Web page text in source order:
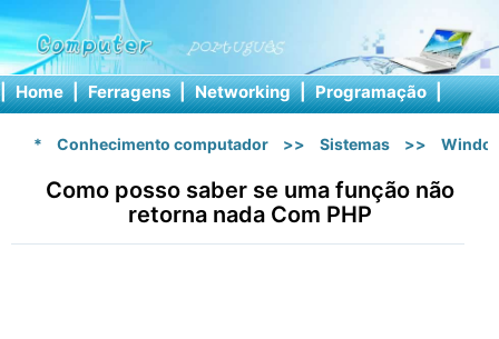
| Home | Ferragens | Networking | Programação |
* Conhecimento computador >> Sistemas >>
Como posso saber se uma função não
retorna nada Com PHP